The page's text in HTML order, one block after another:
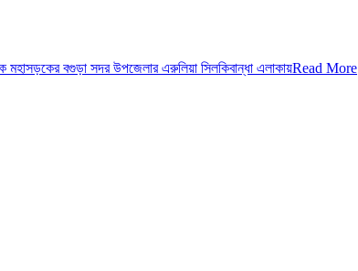
বগুড়া সদর উপজেলার এরুলিয়া সিলকিবান্ধা এলাকায়Read More